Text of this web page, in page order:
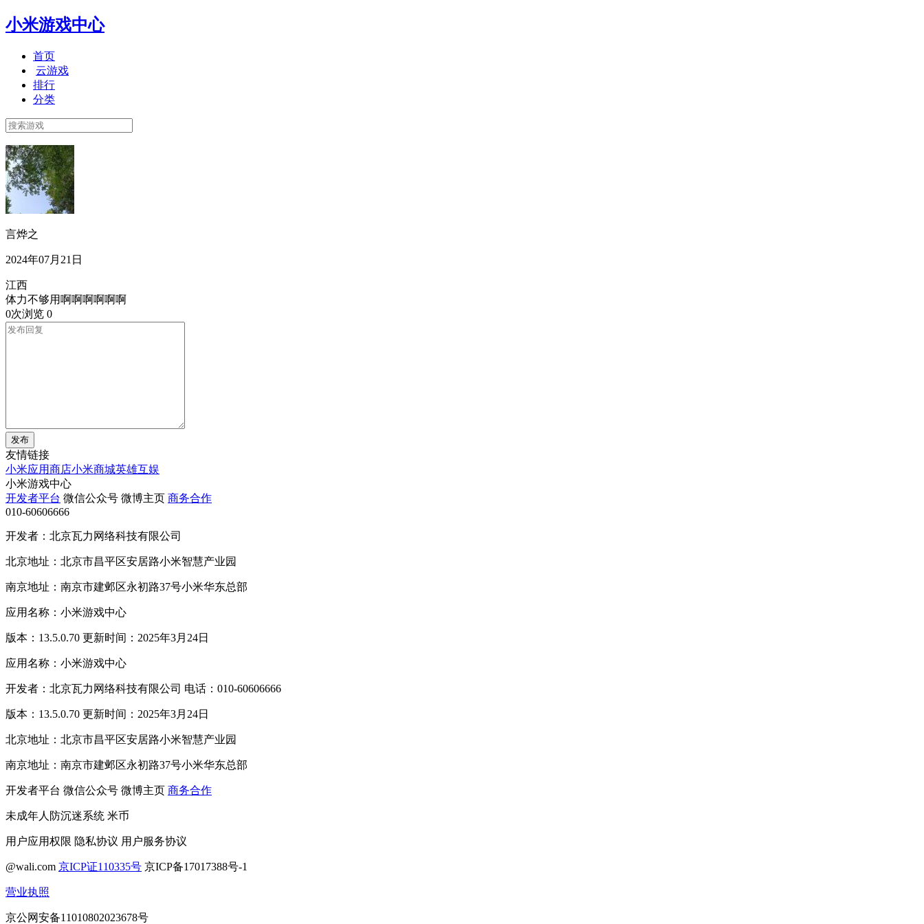
小米游戏中心
首页
云游戏
排行
分类
言烨之
2024年07月21日
江西
体力不够用啊啊啊啊啊啊
0次浏览 0
发布
友情链接
小米应用商店小米商城英雄互娱
小米游戏中心
开发者平台 微信公众号 微博主页 商务合作
010-60606666
开发者：北京瓦力网络科技有限公司
北京地址：北京市昌平区安居路小米智慧产业园
南京地址：南京市建邺区永初路37号小米华东总部
应用名称：小米游戏中心
版本：13.5.0.70 更新时间：2025年3月24日
应用名称：小米游戏中心
开发者：北京瓦力网络科技有限公司 电话：010-60606666
版本：13.5.0.70 更新时间：2025年3月24日
北京地址：北京市昌平区安居路小米智慧产业园
南京地址：南京市建邺区永初路37号小米华东总部
开发者平台 微信公众号 微博主页 商务合作
未成年人防沉迷系统 米币
用户应用权限 隐私协议 用户服务协议
@wali.com 京ICP证110335号 京ICP备17017388号-1
营业执照
京公网安备11010802023678号